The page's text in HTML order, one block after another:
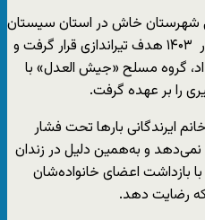
شهرستان خاش در استان سیستان
و بلوچستان روز جمعه دوم شهریور ۱۴۰۳ هدف تیراندازی قرار گرفت و
گروه مسلح «جیش العدل» با
را بر عهده گرفت.
ایرندگانی بارها تحت فشار
و به‌همین دلیل در زندان
بازداشت اعضای خانواده‌شان
رضایت دهد.